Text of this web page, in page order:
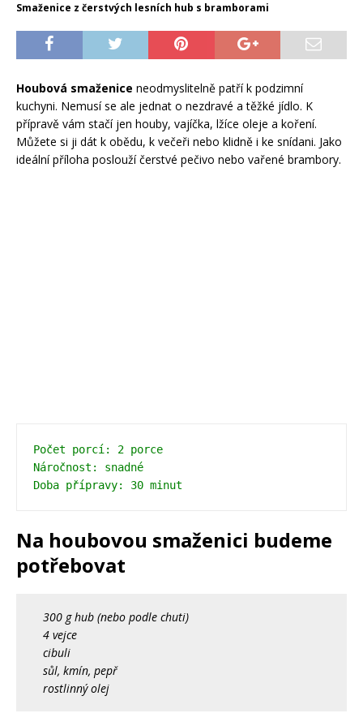
Smaženice z čerstvých lesních hub s bramborami
Houbová smaženice neodmyslitelně patří k podzimní
kuchyni. Nemusí se ale jednat o nezdravé a těžké jídlo. K
přípravě vám stačí jen houby, vajíčka, lžíce oleje a koření.
Můžete si ji dát k obědu, k večeři nebo klidně i ke snídani. Jako
ideální příloha poslouží čerstvé pečivo nebo vařené brambory.
Počet porcí: 2 porce
Náročnost: snadné
Doba přípravy: 30 minut
Na houbovou smaženici budeme
potřebovat
300 g hub (nebo podle chuti)
4 vejce
cibuli
sůl, kmín, pepř
rostlinný olej